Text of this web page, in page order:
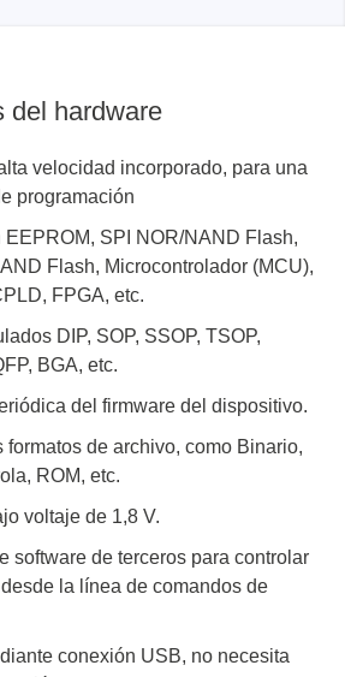
del hardware
velocidad incorporado, para una
programación
SPI NOR/NAND Flash,
Flash, Microcontrolador (MCU),
FPGA, etc.
DIP, SOP, SSOP, TSOP,
BGA, etc.
del firmware del dispositivo.
formatos de archivo, como Binario,
ROM, etc.
voltaje de 1,8 V.
software de terceros para controlar
la línea de comandos de
conexión USB, no necesita